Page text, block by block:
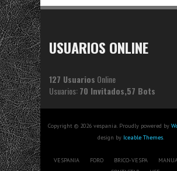
USUARIOS ONLINE
127 Usuarios Online
Usuarios:70 Invitados,57 Bots
Copyright © 2026 vespania. Proudly powered by
design by Iceable Themes.
VESPANIA FORO BRICO-VESPA